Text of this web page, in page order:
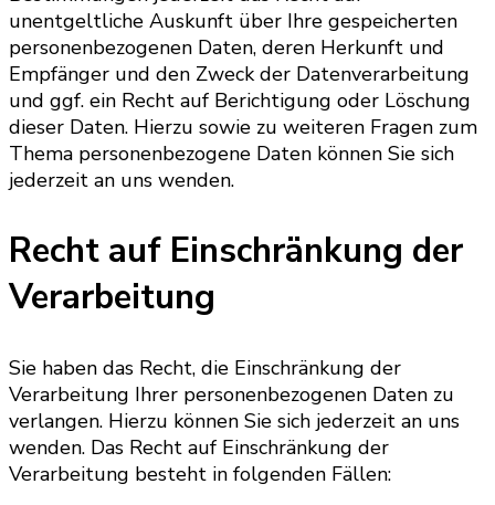
unentgeltliche Auskunft über Ihre gespeicherten
personenbezogenen Daten, deren Herkunft und
Empfänger und den Zweck der Datenverarbeitung
und ggf. ein Recht auf Berichtigung oder Löschung
dieser Daten. Hierzu sowie zu weiteren Fragen zum
Thema personenbezogene Daten können Sie sich
jederzeit an uns wenden.
Recht auf Einschränkung der
Verarbeitung
Sie haben das Recht, die Einschränkung der
Verarbeitung Ihrer personenbezogenen Daten zu
verlangen. Hierzu können Sie sich jederzeit an uns
wenden. Das Recht auf Einschränkung der
Verarbeitung besteht in folgenden Fällen: